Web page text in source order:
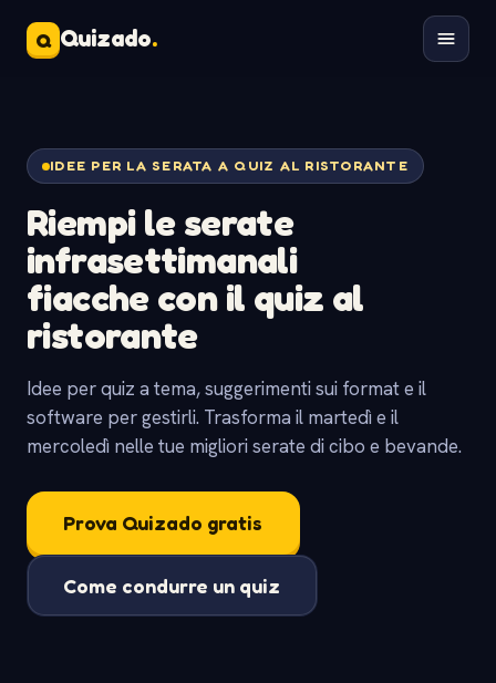
Q Quizado.
IDEE PER LA SERATA A QUIZ AL RISTORANTE
Riempi le serate
infrasettimanali
fiacche con il quiz al
ristorante
Idee per quiz a tema, suggerimenti sui format e il
software per gestirli. Trasforma il martedì e il
mercoledì nelle tue migliori serate di cibo e bevande.
Prova Quizado gratis
Come condurre un quiz